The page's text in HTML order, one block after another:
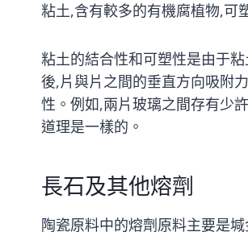
粘土,含有較多的有機腐植物,可
粘土的結合性和可塑性是由于
後,片與片之間的垂直方向吸附
性。例如,兩片玻璃之間存有少
道理是一樣的。
長石及其他熔劑
陶瓷原料中的熔劑原料主要是